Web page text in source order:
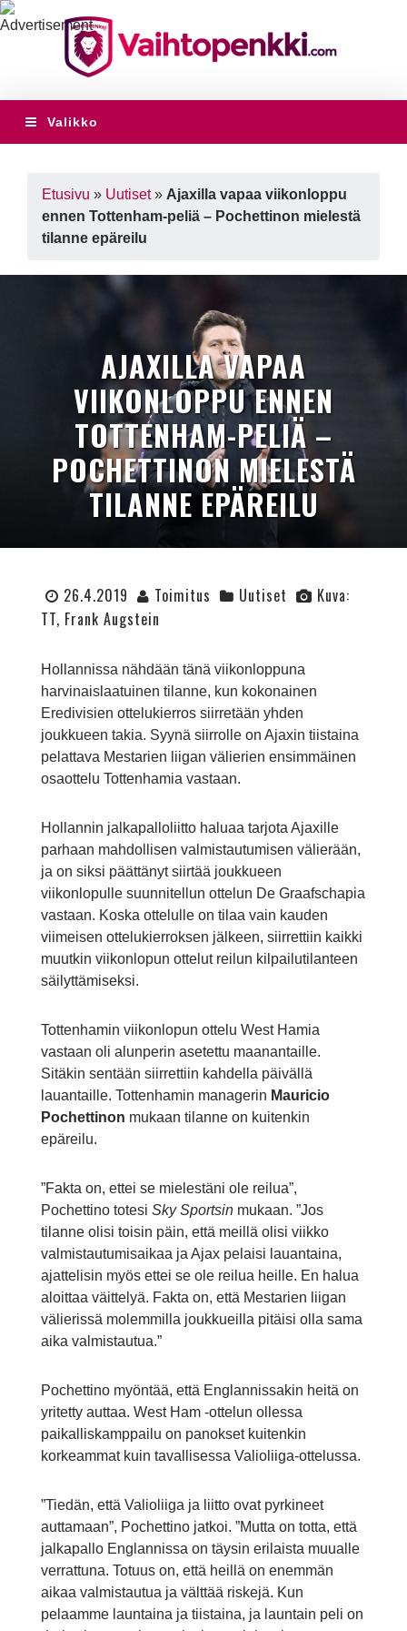
Valikko
Etusivu » Uutiset» Ajaxilla vapaa viikonloppu
ennen Tottenham-peliä – Pochettinon mielestä
tilanne epäreilu
AJAXILLA VAPAA
VIIKONLOPPU ENNEN
TOTTENHAM-PELIÄ –
POCHETTINON MIELESTÄ
TILANNE EPÄREILU
26.4.2019 Toimitus Uutiset
Kuva:
TT, Frank Augstein
Hollannissa nähdään tänä viikonloppuna
harvinaislaatuinen tilanne, kun kokonainen
Eredivisien ottelukierros siirretään yhden
joukkueen takia. Syynä siirrolle on Ajaxin tiistaina
pelattava Mestarien liigan välierien ensimmäinen
osaottelu Tottenhamia vastaan.
Hollannin jalkapalloliitto haluaa tarjota Ajaxille
parhaan mahdollisen valmistautumisen välierään,
ja on siksi päättänyt siirtää joukkueen
viikonlopulle suunnitellun ottelun De Graafschapia
vastaan. Koska ottelulle on tilaa vain kauden
viimeisen ottelukierroksen jälkeen, siirrettiin kaikki
muutkin viikonlopun ottelut reilun kilpailutilanteen
säilyttämiseksi.
Tottenhamin viikonlopun ottelu West Hamia
vastaan oli alunperin asetettu maanantaille.
Sitäkin sentään siirrettiin kahdella päivällä
lauantaille. Tottenhamin managerin Mauricio
Pochettinon mukaan tilanne on kuitenkin
epäreilu.
”Fakta on, ettei se mielestäni ole reilua”,
Pochettino totesi Sky Sportsinmukaan. ”Jos
tilanne olisi toisin päin, että meillä olisi viikko
valmistautumisaikaa ja Ajax pelaisi lauantaina,
ajattelisin myös ettei se ole reilua heille. En halua
aloittaa väittelyä. Fakta on, että Mestarien liigan
välierissä molemmilla joukkueilla pitäisi olla sama
aika valmistautua.”
Pochettino myöntää, että Englannissakin heitä on
yritetty auttaa. West Ham -ottelun ollessa
paikalliskamppailu on panokset kuitenkin
korkeammat kuin tavallisessa Valioliiga-ottelussa.
”Tiedän, että Valioliiga ja liitto ovat pyrkineet
auttamaan”, Pochettino jatkoi. ”Mutta on totta, että
jalkapallo Englannissa on täysin erilaista muualle
verrattuna. Totuus on, että heillä on enemmän
aikaa valmistautua ja välttää riskejä. Kun
pelaamme launtaina ja tiistaina, ja launtain peli on